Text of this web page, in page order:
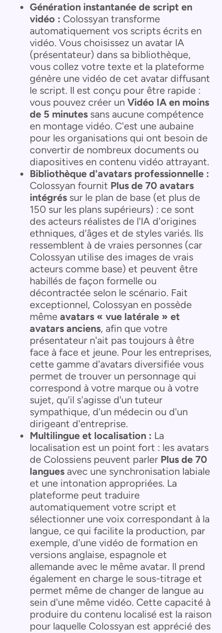
Génération instantanée de script en
vidéo : Colossyan transforme
automatiquement vos scripts écrits en
vidéo. Vous choisissez un avatar IA
(présentateur) dans sa bibliothèque,
vous collez votre texte et la plateforme
génère une vidéo de cet avatar diffusant
le script. Il est conçu pour être rapide :
vous pouvez créer un Vidéo IA en moins
de 5 minutes sans aucune compétence
en montage vidéo. C'est une aubaine
pour les organisations qui ont besoin de
convertir de nombreux documents ou
diapositives en contenu vidéo attrayant.
Bibliothèque d'avatars professionnelle :
Colossyan fournit Plus de 70 avatars
intégrés sur le plan de base (et plus de
150 sur les plans supérieurs) : ce sont
des acteurs réalistes de l'IA d'origines
ethniques, d'âges et de styles variés. Ils
ressemblent à de vraies personnes (car
Colossyan utilise des images de vrais
acteurs comme base) et peuvent être
habillés de façon formelle ou
décontractée selon le scénario. Fait
exceptionnel, Colossyan en possède
même avatars « vue latérale » et
avatars anciens, afin que votre
présentateur n'ait pas toujours à être
face à face et jeune. Pour les entreprises,
cette gamme d'avatars diversifiée vous
permet de trouver un personnage qui
correspond à votre marque ou à votre
sujet, qu'il s'agisse d'un tuteur
sympathique, d'un médecin ou d'un
dirigeant d'entreprise.
Multilingue et localisation : La
localisation est un point fort : les avatars
de Colossiens peuvent parler Plus de 70
langues avec une synchronisation labiale
et une intonation appropriées. La
plateforme peut traduire
automatiquement votre script et
sélectionner une voix correspondant à la
langue, ce qui facilite la production, par
exemple, d'une vidéo de formation en
versions anglaise, espagnole et
allemande avec le même avatar. Il prend
également en charge le sous-titrage et
permet même de changer de langue au
sein d'une même vidéo. Cette capacité à
produire du contenu localisé est la raison
pour laquelle Colossyan est apprécié des